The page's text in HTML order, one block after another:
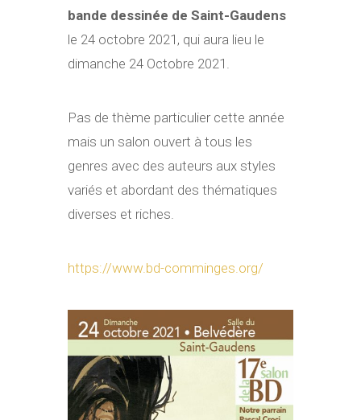
bande dessinée de Saint-Gaudens
le 24 octobre 2021, qui aura lieu le
dimanche 24 Octobre 2021.
Pas de thème particulier cette année
mais un salon ouvert à tous les
genres avec des auteurs aux styles
variés et abordant des thématiques
diverses et riches.
https://www.bd-comminges.org/